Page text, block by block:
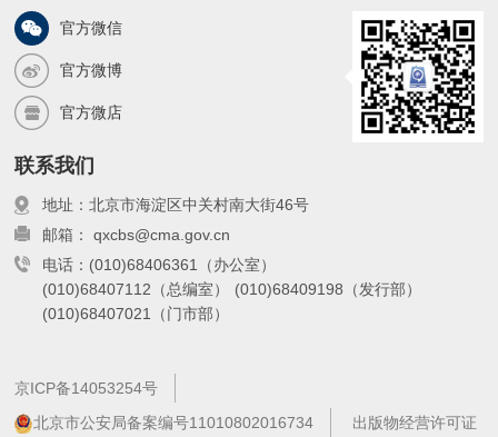
官方微信
官方微博
官方微店
联系我们
地址：北京市海淀区中关村南大街46号
邮箱： qxcbs@cma.gov.cn
电话：(010)68406361（办公室）
(010)68407112（总编室）
(010)68409198（发行部）
(010)68407021（门市部）
京ICP备14053254号
北京市公安局备案编号11010802016734
出版物经营许可证